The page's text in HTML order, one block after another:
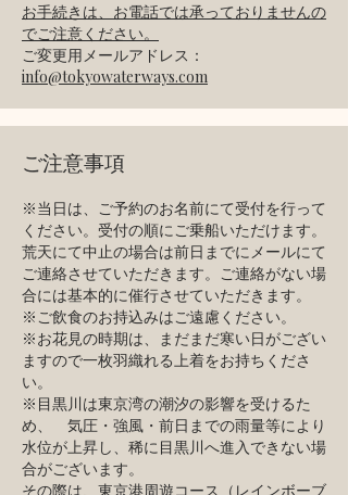
お手続きは、お電話では承っておりませんの
でご注意ください。
ご変更用メールアドレス：
info@tokyowaterways.com
​ご注意事項
​※当日は、ご予約のお名前にて受付を行って
ください。受付の順にご乗船いただけます。
荒天にて中止の場合は前日までにメールにて
ご連絡させていただきます。ご連絡がない場
合には基本的に催行させていただきます。
※ご飲食のお持込みはご遠慮ください。
※お花見の時期は、まだまだ寒い日がござい
ますので一枚羽織れる上着をお持ちくださ
い。
※目黒川は東京湾の潮汐の影響を受けるた
め、 気圧・強風・前日までの雨量等により
水位が上昇し、稀に目黒川へ進入できない場
合がございます。
その際は、東京港周遊コース（レインボーブ